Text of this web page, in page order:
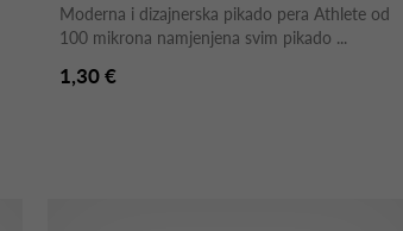
Moderna i dizajnerska pikado pera Athlete od
100 mikrona namjenjena svim pikado ...
1,30 €